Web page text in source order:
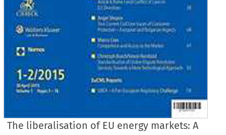
The liberalisation of EU energy markets: A